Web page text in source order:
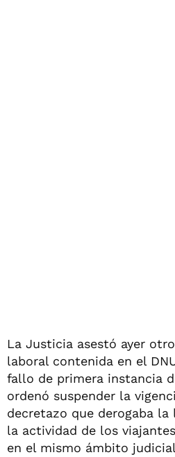
La Justicia asestó ayer
laboral contenida en el
fallo de primera instancia
ordenó suspender la
decretazo que derogaba la
la actividad de los
en el mismo ámbito